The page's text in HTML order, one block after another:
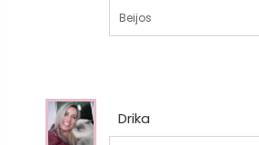
Beijos
Drika